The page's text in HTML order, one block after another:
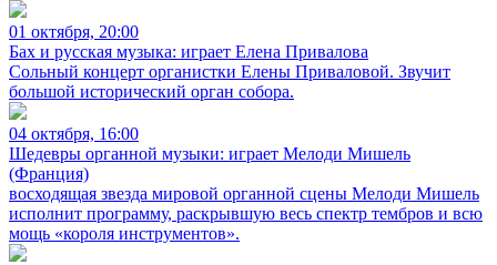
01 октября, 20:00
Бах и русская музыка: играет Елена Привалова
Сольный концерт органистки Елены Приваловой. Звучит
большой исторический орган собора.
04 октября, 16:00
Шедевры органной музыки: играет Мелоди Мишель
(Франция)
восходящая звезда мировой органной сцены Мелоди Мишель
исполнит программу, раскрывшую весь спектр тембров и всю
мощь «короля инструментов».